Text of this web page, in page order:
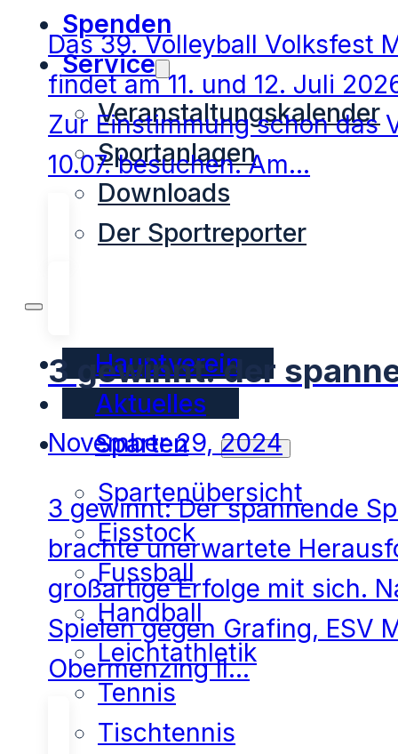
Spenden
Service
Veranstaltungskalender
Sportanlagen
Downloads
Der Sportreporter
Hauptverein
Aktuelles
Sparten
Spartenübersicht
Eisstock
Fussball
Handball
Leichtathletik
Tennis
Tischtennis
Das 39. Volleyball Volksfest
findet am 11. und 12. Juli
Zur Einstimmung schon das
10.07. besuchen. Am…
3 gewinnt: der
November 29, 2024
3 gewinnt: Der spannende
brachte unerwartete
großartige Erfolge mit sich.
Spielen gegen Grafing, ESV
Obermenzing II…